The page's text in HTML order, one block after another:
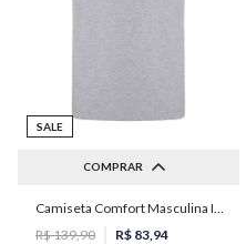
SALE
COMPRAR
P M G GG
R$139,90 R$ 83, 94